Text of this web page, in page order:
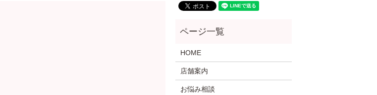
HOME
店舗案内
お悩み相談